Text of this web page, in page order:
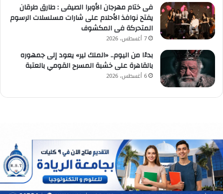
فى ختام مهرجان الأوبرا الصيفى : طارق طرقان
يفتح نوافذ الأحلام على شارات مسلسلات الرسوم
المتحركة فى المكشوف
7 أغسطس، 2026
بدءًا من اليوم.. «الملك لير» يعود إلى جمهوره
بالقاهرة على خشبة المسرح القومي بالعتبة
6 أغسطس، 2026